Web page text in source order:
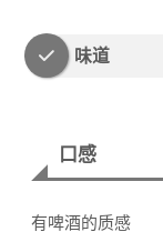
味道
口感
有啤酒的质感